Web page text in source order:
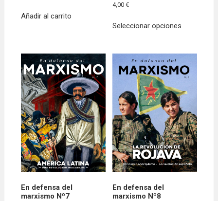
Añadir al carrito
4,00€
Seleccionar opciones
múltiples
variantes.
Las
se
pueden
elegir
en
la
página
de
En defensa del
marxismo Nº7
En defensa del
marxismo Nº8